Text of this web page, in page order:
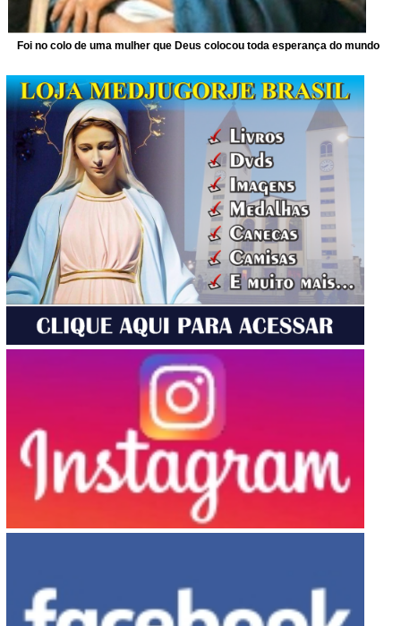
Foi no colo de uma mulher que Deus colocou toda esperança do mundo